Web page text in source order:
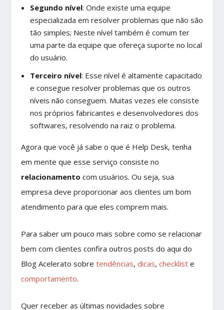
Segundo nível: Onde existe uma equipe
especializada em resolver problemas que não são
tão simples; Neste nível também é comum ter
uma parte da equipe que ofereça suporte no local
do usuário.
Terceiro nível: Esse nível é altamente capacitado
e consegue resolver problemas que os outros
níveis não conseguem. Muitas vezes ele consiste
nos próprios fabricantes e desenvolvedores dos
softwares, resolvendo na raiz o problema.
Agora que você já sabe o que é Help Desk, tenha
em mente que esse serviço consiste no
relacionamento com usuários. Ou seja, sua
empresa deve proporcionar aos clientes um bom
atendimento para que eles comprem mais.
Para saber um pouco mais sobre como se relacionar
bem com clientes confira outros posts do aqui do
Blog Acelerato sobretendências,dicas,checklist e
comportamento.
Quer receber as últimas novidades sobre